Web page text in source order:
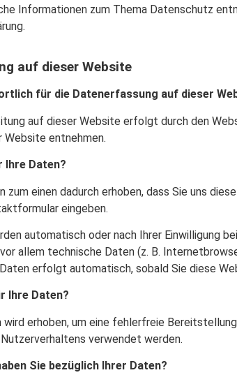
Informationen zum Thema Datenschutz
auf dieser Website
für die Datenerfassung auf dieser
auf dieser Website erfolgt durch den
Website entnehmen.
Ihre Daten?
zum einen dadurch erhoben, dass Sie uns
eingeben.
automatisch oder nach Ihrer Einwilligung
allem technische Daten (z. B.
erfolgt automatisch, sobald Sie diese
Ihre Daten?
wird erhoben, um eine fehlerfreie
verwendet werden.
Sie bezüglich Ihrer Daten?